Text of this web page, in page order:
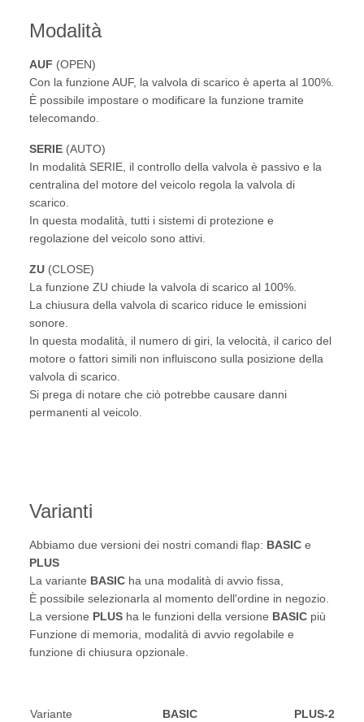
Modalità
AUF (OPEN)
Con la funzione AUF, la valvola di scarico è aperta al 100%.
È possibile impostare o modificare la funzione tramite
telecomando.
SERIE (AUTO)
In modalità SERIE, il controllo della valvola è passivo e la
centralina del motore del veicolo regola la valvola di
scarico.
In questa modalità, tutti i sistemi di protezione e
regolazione del veicolo sono attivi.
ZU (CLOSE)
La funzione ZU chiude la valvola di scarico al 100%.
La chiusura della valvola di scarico riduce le emissioni
sonore.
In questa modalità, il numero di giri, la velocità, il carico del
motore o fattori simili non influiscono sulla posizione della
valvola di scarico.
Si prega di notare che ciò potrebbe causare danni
permanenti al veicolo.
Varianti
Abbiamo due versioni dei nostri comandi flap: BASIC e
PLUS
La variante BASIC ha una modalità di avvio fissa,
È possibile selezionarla al momento dell'ordine in negozio.
La versione PLUS ha le funzioni della versione BASIC più
Funzione di memoria, modalità di avvio regolabile e
funzione di chiusura opzionale.
Variante BASIC
PLUS-2